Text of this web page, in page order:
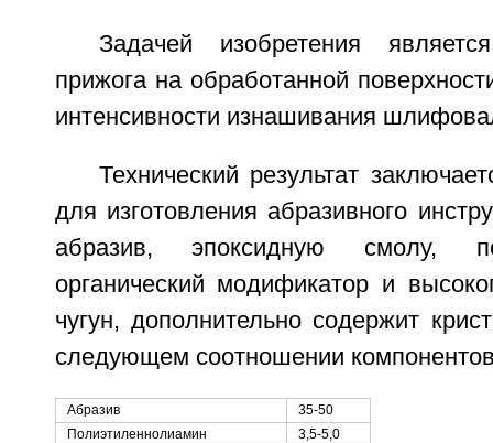
Задачей изобретения
прижога на обработанной
интенсивности изнашивания
Технический результат
для изготовления абразивного
абразив, эпоксидную смолу,
органический модификатор и
чугун, дополнительно содержит
следующем соотношении
Абразив
35-50
Полиэтиленнолиамин
3,5-5,0